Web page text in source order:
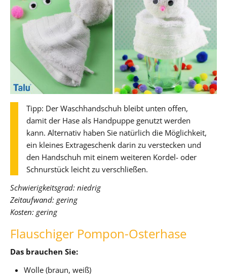
Tipp: Der Waschhandschuh bleibt unten offen,
damit der Hase als Handpuppe genutzt werden
kann. Alternativ haben Sie natürlich die Möglichkeit,
ein kleines Extrageschenk darin zu verstecken und
den Handschuh mit einem weiteren Kordel- oder
Schnurstück leicht zu verschließen.
Schwierigkeitsgrad: niedrig
Zeitaufwand: gering
Kosten: gering
Flauschiger Pompon-Osterhase
Das brauchen Sie:
Wolle (braun, weiß)